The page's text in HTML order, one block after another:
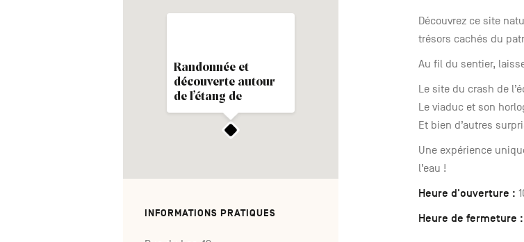
Randonnée et
découverte autour
de l’étang de
Virelles
INFORMATIONS PRATIQUES
Découvrez ce site
trésors cachés du
Au fil du sentier,
Le site du crash de
Le viaduc et son
Et bien d’autres
Une expérience
l’eau !
Heure d'ouverture :
Heure de fermeture :